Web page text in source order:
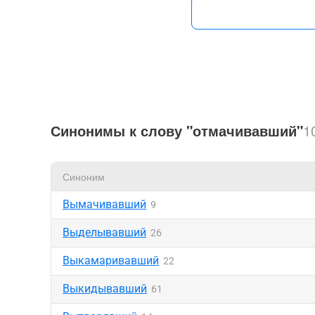
Синонимы к слову "отмачивавший"
Синоним
Вымачивавший 9
Выделывавший 26
Выкамаривавший 22
Выкидывавший 61